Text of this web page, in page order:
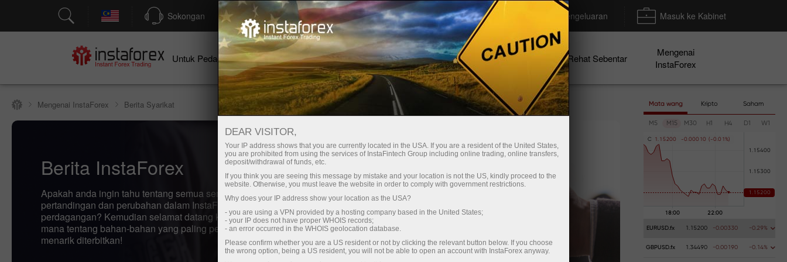
Sokongan Pembukaan akaun segera Platform dagangan Deposit/Pengeluaran Masuk ke Kabinet
Untuk Pedagang
Untuk Pedagang
Baru
Untuk Pelabur
Untuk Rakan
Niaga
Kempen Rehat Sebentar
Mengenai
InstaForex
Mengenai InstaForex Berita Syarikat
Berita InstaForex
Apakah anda ingin tahu tentang semua semasa acara,
pertandingan dan perubahan dalam InstaForex jadual
perdagangan? Kemudian selamat datang ke Berita halaman, di
mana tentang bahan-bahan yang paling penting, berguna dan
menarik diterbitkan!
Mata wang Kripto Saham
M5 M15 M30 H1 H4 D1 W1
C 1 . 1 5200 -0 .000 1 0 ( -0 .0 1 %
EURUSD.fx 1.15200 -0.00330 -0.29%
GBPUSD.fx 1.34490 -0.00190 -0.14%
DEAR VISITOR,
Your IP address shows that you are currently located in the USA. If you are a resident of the United States,
you are prohibited from using the services of InstaFintech Group including online trading, online transfers,
deposit/withdrawal of funds, etc.
If you think you are seeing this message by mistake and your location is not the US, kindly proceed to the
website. Otherwise, you must leave the website in order to comply with government restrictions.
Why does your IP address show your location as the USA?
- you are using a VPN provided by a hosting company based in the United States;
- your IP does not have proper WHOIS records;
- an error occurred in the WHOIS geolocation database.
Please confirm whether you are a US resident or not by clicking the relevant button below. If you choose
the wrong option, being a US resident, you will not be able to open an account with InstaForex anyway.